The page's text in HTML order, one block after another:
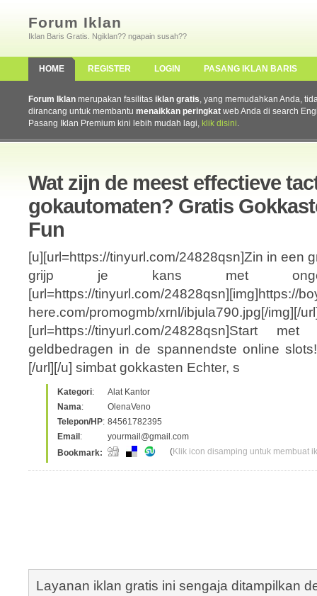
Forum Iklan
Iklan Baris Gratis. Ngiklan?? ngapain susah??
HOME REGISTER LOGIN PASANG IKLAN BARIS
Forum Iklan merupakan fasilitas iklan gratis, yang memudahkan Anda,
dirancang untuk membantu menaikkan peringkat web Anda di search
Pasang Iklan Premium kini lebih mudah lagi, klik disini.
Wat zijn de meest effectieve
gokautomaten? Gratis
Fun
[u][url=https://tinyurl.com/24828qsn]Zin in een
grijp je kans met
[url=https://tinyurl.com/24828qsn][img]https://
here.com/promogmb/xrnl/
[url=https://tinyurl.com/24828qsn]Start
geldbedragen in de spannendste online
[/url][/u] simbat gokkasten Echter, s
Kategori:
Alat Kantor
Nama:
OlenaVeno
Telepon/HP: 84561782395
Email :
yourmail@gmail.com
Bookmark:
(Klik icon disamping untuk membuat
Layanan iklan gratis ini sengaja ditampilkan